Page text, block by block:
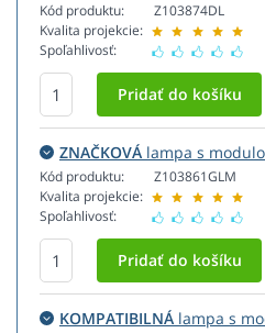
Kód produktu:
Kvalita projekcie:
Spoľahlivosť:
Z103874DL
ZNAČKOVÁ lampa s
Kód produktu:
Kvalita projekcie:
Spoľahlivosť:
Z103861GLM
KOMPATIBILNÁ lampa s